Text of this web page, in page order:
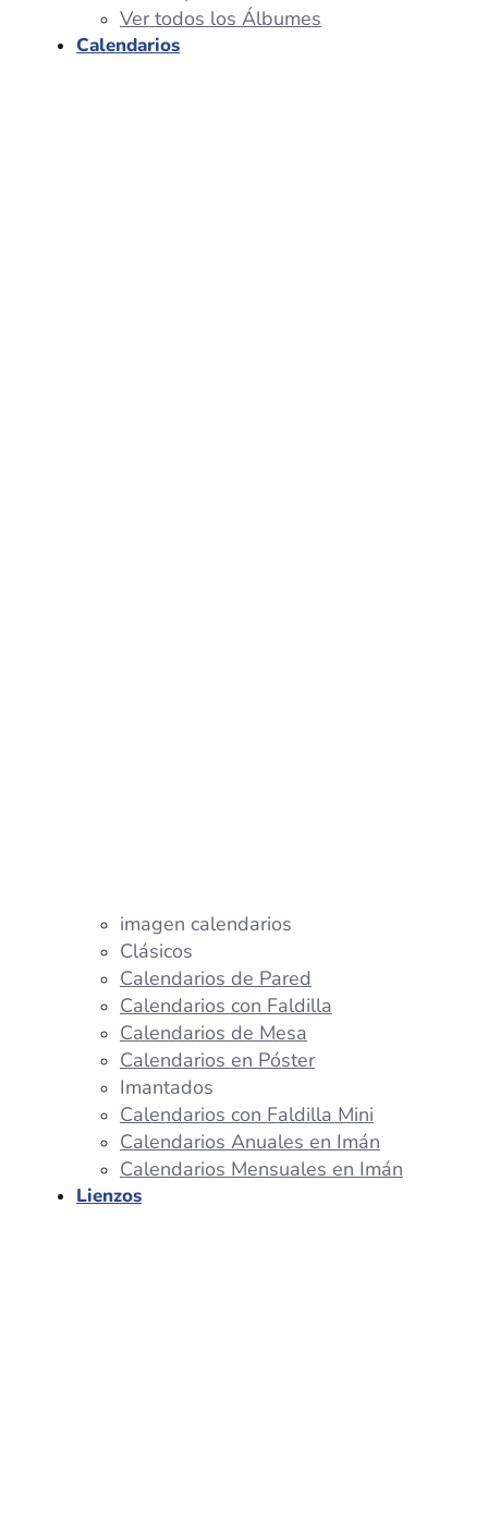
Ver todos los Álbumes
Calendarios
imagen calendarios
Clásicos
Calendarios de Pared
Calendarios con Faldilla
Calendarios de Mesa
Calendarios en Póster
Imantados
Calendarios con Faldilla Mini
Calendarios Anuales en Imán
Calendarios Mensuales en Imán
Lienzos